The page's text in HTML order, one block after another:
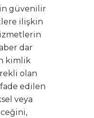
güvenilir
ilişkin
dar
kimlik
olan
edilen
veya